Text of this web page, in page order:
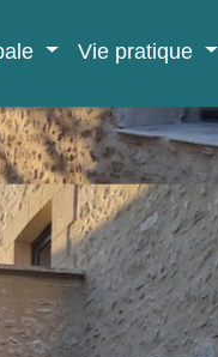
Vie pratique